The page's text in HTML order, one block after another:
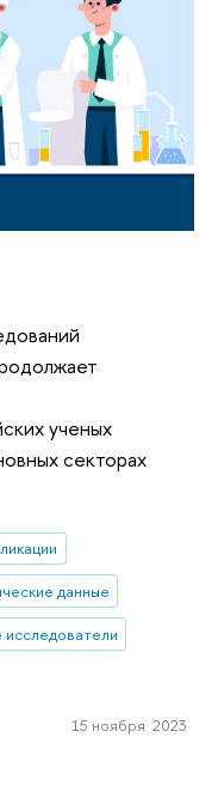
ученых
секторах
данные
15 ноября 2023